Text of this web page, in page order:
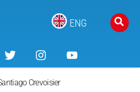
ENG
Crevoisier